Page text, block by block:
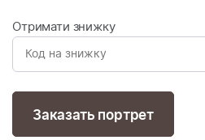
Отримати знижку
Заказать портрет